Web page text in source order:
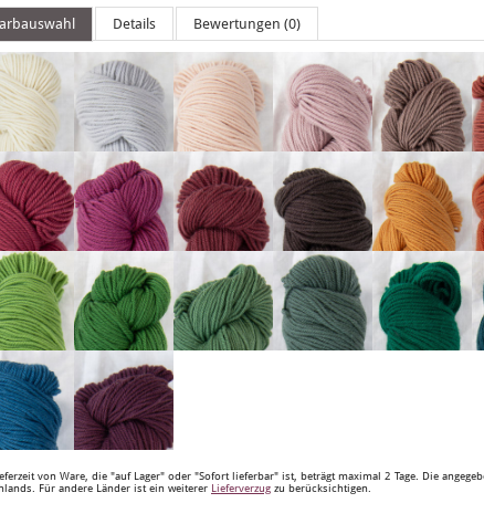
Details Bewertungen (0)
von Ware, die "auf Lager" oder "Sofort lieferbar" ist, beträgt maximal 2 Tage. Die
Für andere Länder ist ein weiterer Lieferverzug zu berücksichtigen.